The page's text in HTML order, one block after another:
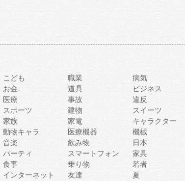
こども 職業 病気
お金 道具 ビジネス
医療 事故 違反
スポーツ 建物 スイーツ
家族 家電 キャラクター
動物キャラ 医療機器 機械
音楽 飲み物 日本
パーティ スマートフォン 家具
食事 乗り物 若者
インターネット 友達 夏